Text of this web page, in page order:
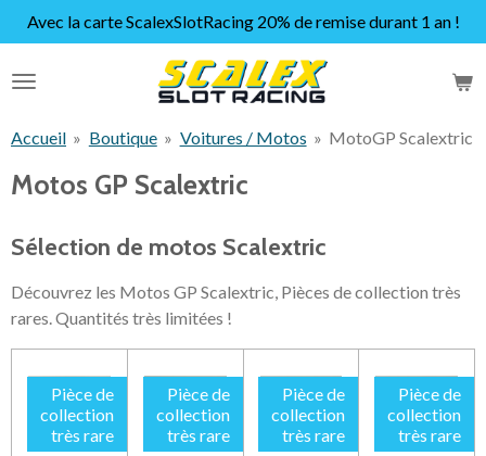
Passer
au
contenu
Avec la carte ScalexSlotRacing 20% de remise durant 1 an !
Accueil » Boutique » Voitures / Motos » MotoGP Scalextric
Motos GP Scalextric
Sélection de motos Scalextric
Découvrez les Motos GP Scalextric, Pièces de collection très
rares. Quantités très limitées !
Pièce de
collection
très rare
Pièce de
collection
très rare
Pièce de
collection
très rare
Pièce de
collection
très rare